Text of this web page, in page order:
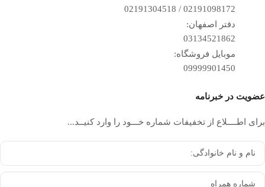
02191098172 / 02191304518
دفتر اصفهان:
03134521862
موبایل فروشگاه:
09999901450
عضویت در خبرنامه
برای اطــــلاع از تخفیفات شماره خـــود را وارد کنیــد...